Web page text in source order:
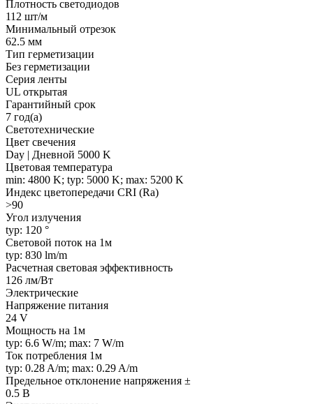
Плотность светодиодов
112 шт/м
Минимальный отрезок
62.5 мм
Тип герметизации
Без герметизации
Серия ленты
UL открытая
Гарантийный срок
7 год(а)
Светотехнические
Цвет свечения
Day | Дневной 5000 K
Цветовая температура
min: 4800 K; typ: 5000 K; max: 5200 K
Индекс цветопередачи CRI (Ra)
>90
Угол излучения
typ: 120 °
Световой поток на 1м
typ: 830 lm/m
Расчетная световая эффективность
126 лм/Вт
Электрические
Напряжение питания
24 V
Мощность на 1м
typ: 6.6 W/m; max: 7 W/m
Ток потребления 1м
typ: 0.28 A/m; max: 0.29 A/m
Предельное отклонение напряжения ±
0.5 В